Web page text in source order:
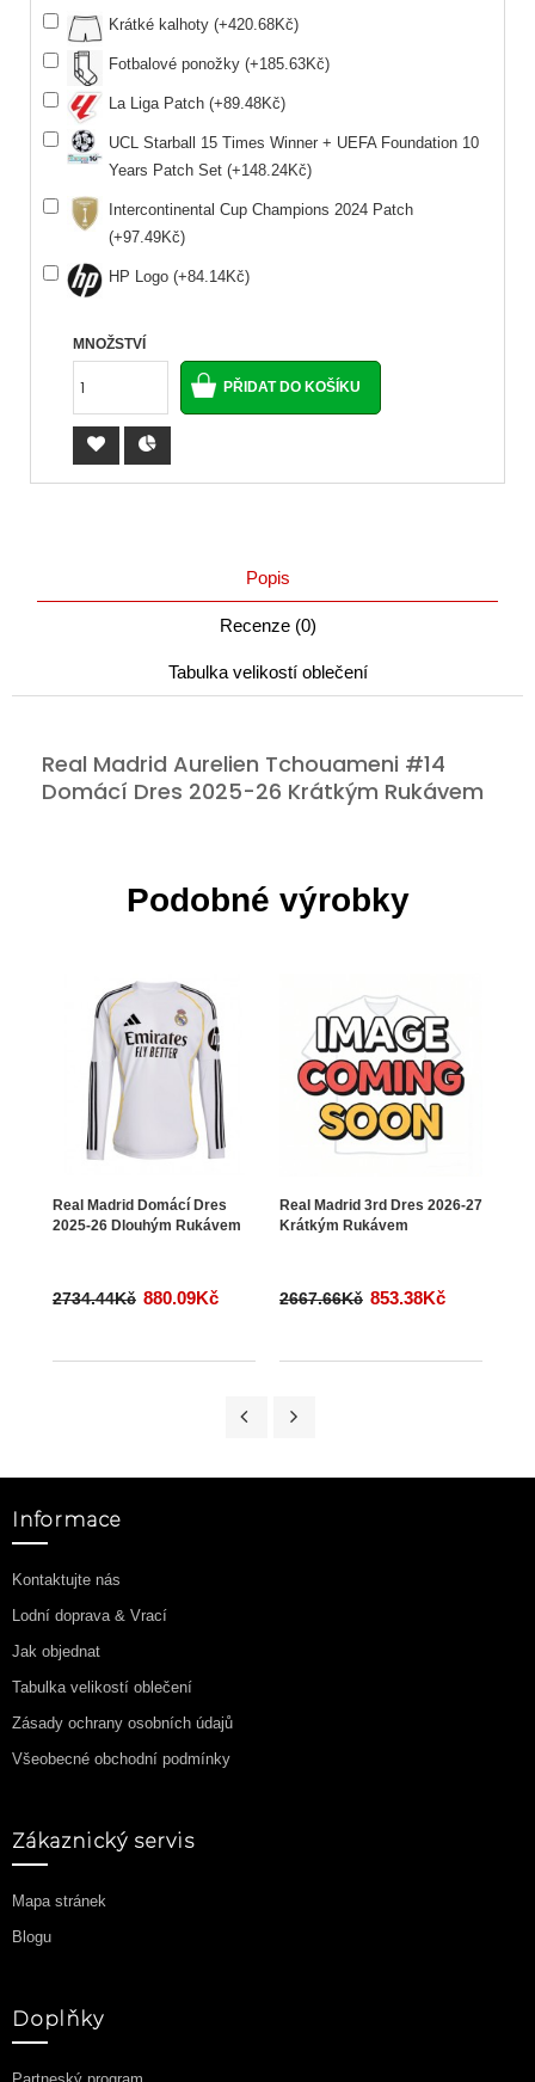
Krátké kalhoty (+420.68Kč)
Fotbalové ponožky (+185.63Kč)
La Liga Patch (+89.48Kč)
UCL Starball 15 Times Winner + UEFA Foundation 10
Years Patch Set (+148.24Kč)
Intercontinental Cup Champions 2024 Patch
(+97.49Kč)
HP Logo (+84.14Kč)
MNOŽSTVÍ
Popis
Recenze (0)
Tabulka velikostí oblečení
Real Madrid Aurelien Tchouameni #14
Domácí Dres 2025-26 Krátkým Rukávem
Podobné výrobky
Real Madrid Domácí Dres
2025-26 Dlouhým Rukávem
2734.44Kč 880.09Kč
Real Madrid 3rd Dres 2026-27
Krátkým Rukávem
2667.66Kč 853.38Kč
Informace
Kontaktujte nás
Lodní doprava & Vrací
Jak objednat
Tabulka velikostí oblečení
Zásady ochrany osobních údajů
Všeobecné obchodní podmínky
Zákaznický servis
Mapa stránek
Blogu
Doplňky